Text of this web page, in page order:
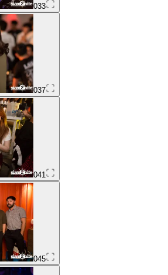
033
037
041
045